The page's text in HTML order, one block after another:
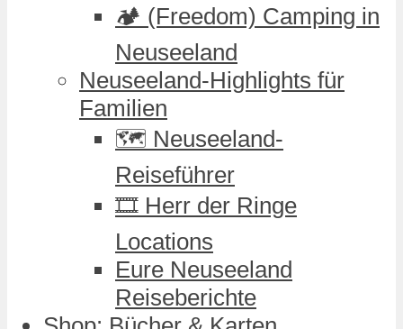
🏕️ (Freedom) Camping in
Neuseeland
Neuseeland-Highlights für
Familien
🗺️ Neuseeland-
Reiseführer
🎞️ Herr der Ringe
Locations
Eure Neuseeland
Reiseberichte